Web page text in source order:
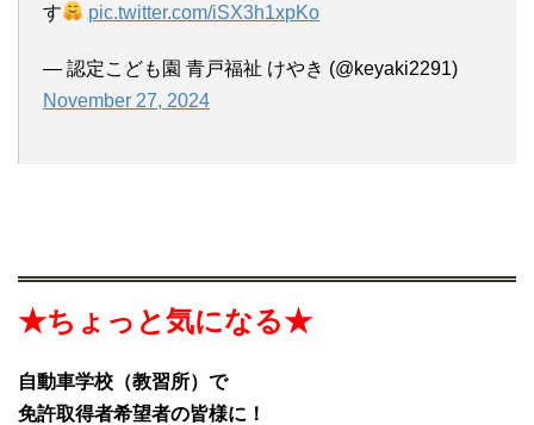
す
pic.twitter.com/iSX3h1xpKo
— 認定こども園 青戸福祉 けやき (@keyaki2291)
November 27, 2024
★ちょっと気になる★
自動車学校（教習所）で
免許取得者希望者の皆様に！